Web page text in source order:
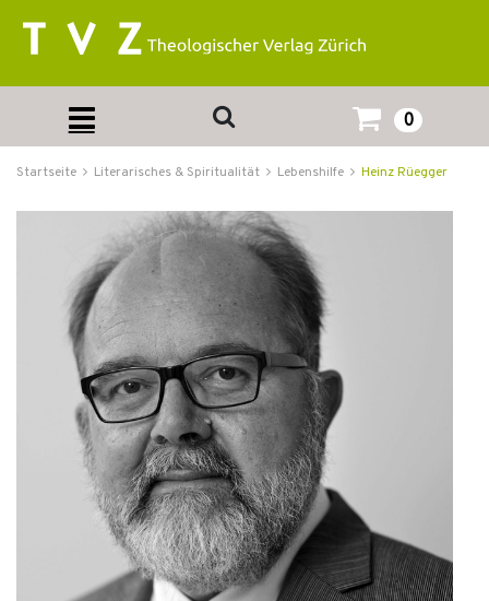
0
Startseite Literarisches & Spiritualität Lebenshilfe Heinz Rüegger